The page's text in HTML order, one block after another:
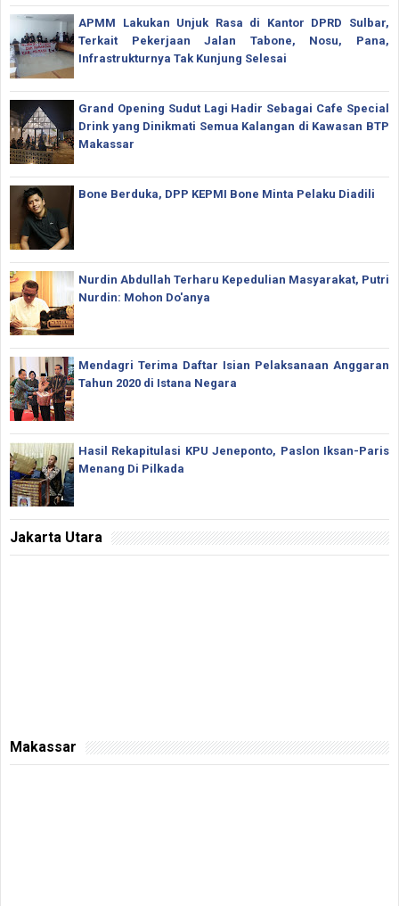
APMM Lakukan Unjuk Rasa di Kantor DPRD Sulbar,
Terkait Pekerjaan Jalan Tabone, Nosu, Pana,
Infrastrukturnya Tak Kunjung Selesai
Grand Opening Sudut Lagi Hadir Sebagai Cafe Special
Drink yang Dinikmati Semua Kalangan di Kawasan BTP
Makassar
Bone Berduka, DPP KEPMI Bone Minta Pelaku Diadili
Nurdin Abdullah Terharu Kepedulian Masyarakat, Putri
Nurdin: Mohon Do'anya
Mendagri Terima Daftar Isian Pelaksanaan Anggaran
Tahun 2020 di Istana Negara
Hasil Rekapitulasi KPU Jeneponto, Paslon Iksan-Paris
Menang Di Pilkada
Jakarta Utara
Makassar